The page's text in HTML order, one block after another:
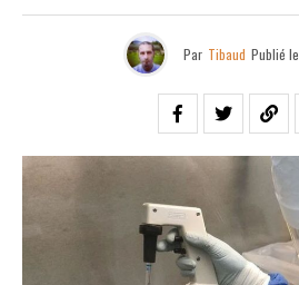
Par Tibaud Publié le